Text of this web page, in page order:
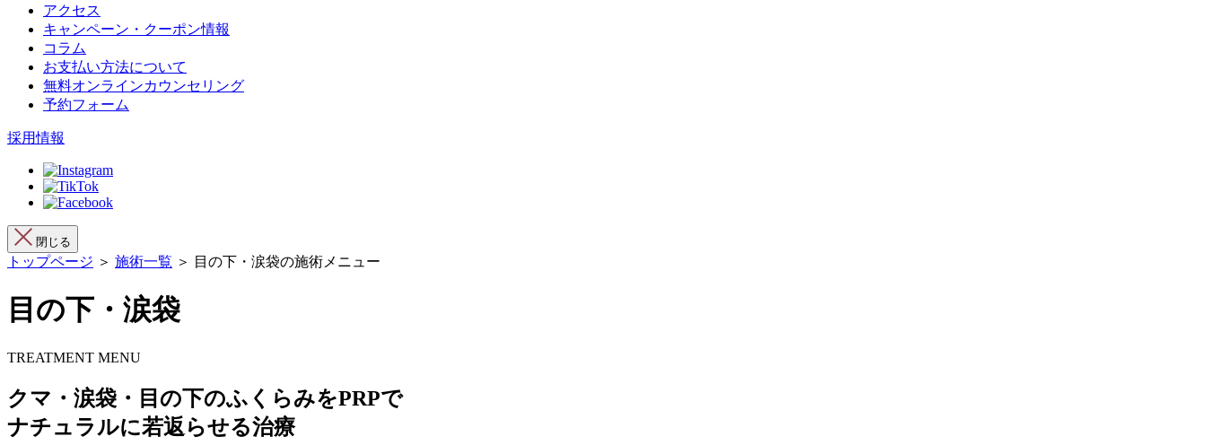
アクセス
キャンペーン・クーポン情報
コラム
お支払い方法について
無料オンラインカウンセリング
予約フォーム
採用情報
閉じる
トップページ ＞ 施術一覧 ＞ 目の下・涙袋の施術メニュー
目の下・涙袋
TREATMENT MENU
クマ・涙袋・目の下のふくらみをPRPで
ナチュラルに若返らせる治療